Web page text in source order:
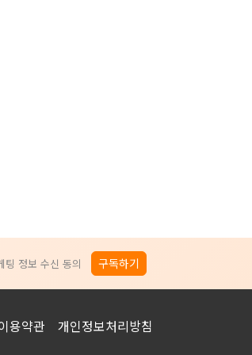
팅 정보 수신 동의 구독하기
용약관 개인정보처리방침